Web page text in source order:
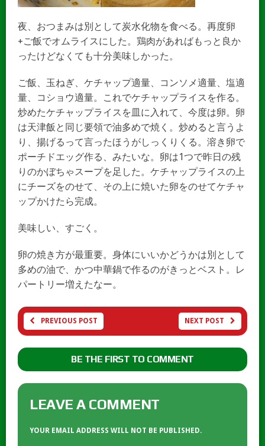
夜、おつまみは別として炭水化物を食べる。再度卵
+ご飯でオムライスにした。鶏肉があればもっと良か
ったけどなくても十分美味しかった。
ご飯、玉ねぎ、ケチャップ適量、コンソメ適量、塩適
量、コショウ適量。これでケチャップライスを作る。
炒めたケチャップライスを皿に入れて、今度は卵。卵
は天津飯と同じ要領で油多めで焼く。炒めると言うよ
り、揚げるって言ったほうがしっくりくる。溶き卵で
ポーチドエッグ作る、みたいな。卵は1つで昨日の残
りのかぼちゃスープを足した。ケチャップライスの上
にチーズをのせて、その上に焼いた卵をのせてケチャ
ップかけたら完成。
美味しい、すごく。
卵の焼き方が最重要。身体にいいかどうかは別として
多めの油で、かつ中華鍋で作るのがきっとベスト。レ
パートリー増えたなー。
PREVIOUS POST NEXT POST
BE THE FIRST TO COMMENT
LEAVE A COMMENT
YOUR EMAIL ADDRESS WILL NOT BE PUBLISHED.